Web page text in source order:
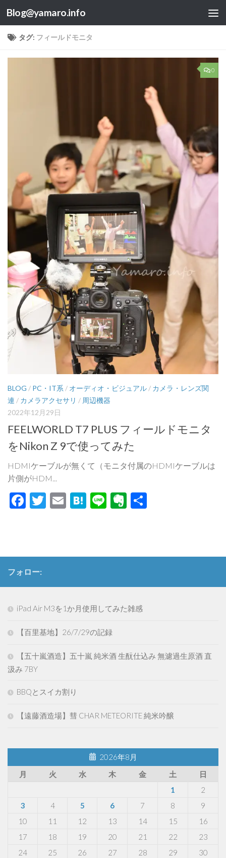
コンテンツへスキップ
Blog@yamaro.info
タグ: フィールドモニタ
0
BLOG / PC・IT系 / オーディオ・ビジュアル / カメラ・レンズ関
連 / カメラアクセサリ / 周辺機器
2022年12月29日
FEELWORLD T7 PLUS フィールドモニタ
をNikon Z 9で使ってみた
HDMIケーブルが無くて（モニタ付属のHDMIケーブルは
片側がHDM...
Facebook
Twitter
EmailHatena
LineEvernote
フォロー:
iPad Air M3を1か月使用してみた雑感
【百里基地】26/7/29の記録
【五十嵐酒造】五十嵐 純米酒 生酛仕込み 無濾過生原酒 直
汲み 7BY
BBQとスイカ割り
【遠藤酒造場】彗 CHAR METEORITE 純米吟醸
2026年8月
月
火 水 木 金 土
日
1
2
3
4 5 6 7 8
9
10
11 12 13 14 15
16
17
18 19 20 21 22
23
24
25 26 27 28 29
30